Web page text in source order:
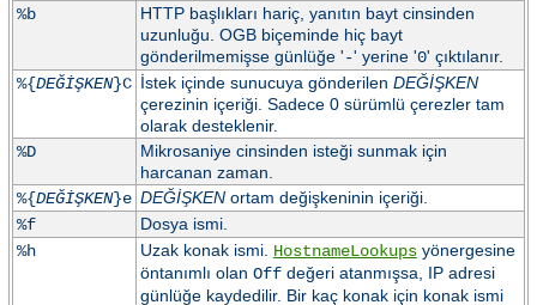
%b
HTTP başlıkları hariç, yanıtın bayt cinsinden
uzunluğu. OGB biçeminde hiç bayt
gönderilmemişse günlüğe '-' yerine '0' çıktılanır.
%{DEĞİŞKEN}C İstek içinde sunucuya gönderilen DEĞİŞKEN
çerezinin içeriği. Sadece 0 sürümlü çerezler tam
olarak desteklenir.
%D
Mikrosaniye cinsinden isteği sunmak için
harcanan zaman.
%{DEĞİŞKEN}e DEĞİŞKENortam değişkeninin içeriği.
%f
Dosya ismi.
%h
Uzak konak ismi. HostnameLookupsyönergesine
öntanımlı olan Offdeğeri atanmışsa, IP adresi
günlüğe kaydedilir. Bir kaç konak için konak ismi